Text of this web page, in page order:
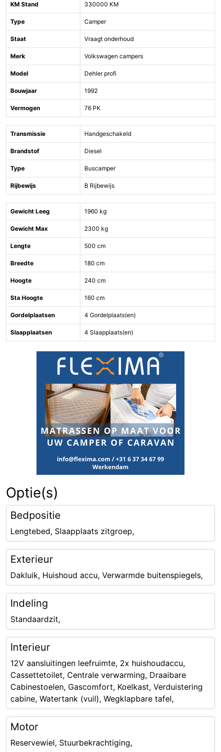
KM Stand 330000 KM
Type Camper
Staat Vraagt onderhoud
Merk Volkswagen campers
Model Dehler profi
Bouwjaar 1992
Vermogen 76 PK
Transmissie Handgeschakeld
Brandstof Diesel
Type Buscamper
Rijbewijs B Rijbewijs
Gewicht Leeg 1960 kg
Gewicht Max 2300 kg
Lengte 500 cm
Breedte 180 cm
Hoogte 240 cm
Sta Hoogte 160 cm
Gordelplaatsen 4 Gordelplaats(en)
Slaapplaatsen 4 Slaapplaats(en)
Optie(s)
Bedpositie
Lengtebed, Slaapplaats zitgroep,
Exterieur
Dakluik, Huishoud accu, Verwarmde buitenspiegels,
Indeling
Standaardzit,
Interieur
12V aansluitingen leefruimte, 2x huishoudaccu,
Cassettetoilet, Centrale verwarming, Draaibare
Cabinestoelen, Gascomfort, Koelkast, Verduistering
cabine, Watertank (vuil), Wegklapbare tafel,
Motor
Reservewiel, Stuurbekrachtiging,